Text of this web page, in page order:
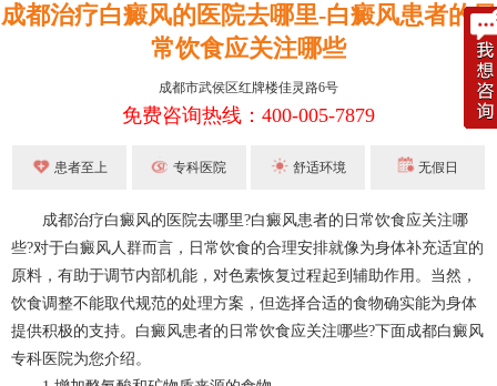
成都治疗白癜风的医院去哪里-白癜风患者的日
常饮食应关注哪些
成都市武侯区红牌楼佳灵路6号
免费咨询热线：400-005-7879
患者至上 专科医院 舒适环境 无假日
成都治疗白癜风的医院去哪里?白癜风患者的日常饮食应关注哪
些?对于白癜风人群而言，日常饮食的合理安排就像为身体补充适宜的
原料，有助于调节内部机能，对色素恢复过程起到辅助作用。当然，
饮食调整不能取代规范的处理方案，但选择合适的食物确实能为身体
提供积极的支持。白癜风患者的日常饮食应关注哪些?下面成都白癜风
专科医院为您介绍。